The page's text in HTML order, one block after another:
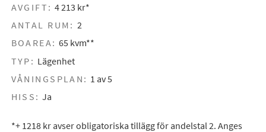
AVGIFT: 4 213 kr*
ANTAL RUM: 2
BOAREA: 65 kvm**
TYP: Lägenhet
VÅNINGSPLAN: 1 av 5
HISS: Ja
*+ 1218 kr avser obligatoriska tillägg för andelstal 2. Anges